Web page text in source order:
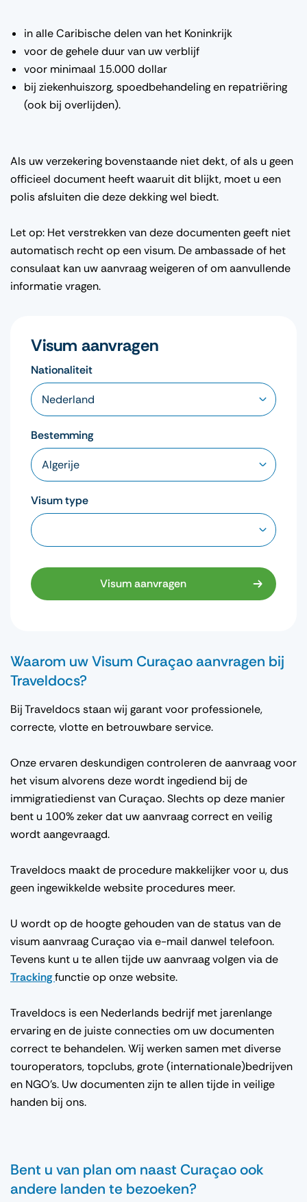
in alle Caribische delen van het Koninkrijk
voor de gehele duur van uw verblijf
voor minimaal 15.000 dollar
bij ziekenhuiszorg, spoedbehandeling en repatriëring
(ook bij overlijden).
Als uw verzekering bovenstaande niet dekt, of als u geen
officieel document heeft waaruit dit blijkt, moet u een
polis afsluiten die deze dekking wel biedt.
Let op: Het verstrekken van deze documenten geeft niet
automatisch recht op een visum. De ambassade of het
consulaat kan uw aanvraag weigeren of om aanvullende
informatie vragen.
Visum aanvragen
Nationaliteit
Bestemming
Visum type
Visum aanvragen
Waarom uw Visum Curaçao aanvragen bij
Traveldocs?
Bij Traveldocs staan wij garant voor professionele,
correcte, vlotte en betrouwbare service.
Onze ervaren deskundigen controleren de aanvraag voor
het visum alvorens deze wordt ingediend bij de
immigratiedienst van Curaçao. Slechts op deze manier
bent u 100% zeker dat uw aanvraag correct en veilig
wordt aangevraagd.
Traveldocs maakt de procedure makkelijker voor u, dus
geen ingewikkelde website procedures meer.
U wordt op de hoogte gehouden van de status van de
visum aanvraag Curaçao via e-mail danwel telefoon.
Tevens kunt u te allen tijde uw aanvraag volgen via de
Trackingfunctie op onze website.
Traveldocs is een Nederlands bedrijf met jarenlange
ervaring en de juiste connecties om uw documenten
correct te behandelen. Wij werken samen met diverse
touroperators, topclubs, grote (internationale)bedrijven
en NGO’s. Uw documenten zijn te allen tijde in veilige
handen bij ons.
Bent u van plan om naast Curaçao ook
andere landen te bezoeken?